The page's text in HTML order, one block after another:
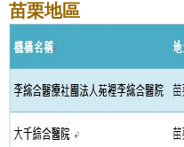
苗栗地區